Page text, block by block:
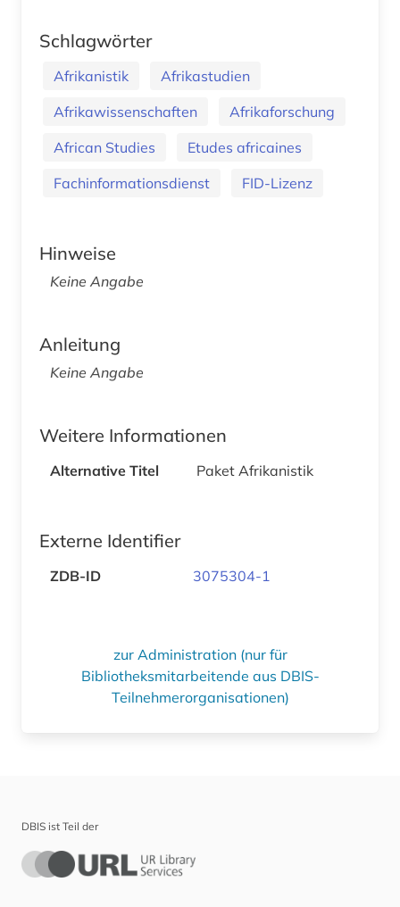
Schlagwörter
Afrikanistik
Afrikastudien
Afrikawissenschaften
Afrikaforschung
African Studies
Etudes africaines
Fachinformationsdienst
FID-Lizenz
Hinweise
Keine Angabe
Anleitung
Keine Angabe
Weitere Informationen
Alternative Titel Paket Afrikanistik
Externe Identifier
ZDB-ID 3075304-1
zur Administration (nur für
Bibliotheksmitarbeitende aus DBIS-
Teilnehmerorganisationen)
DBIS ist Teil der